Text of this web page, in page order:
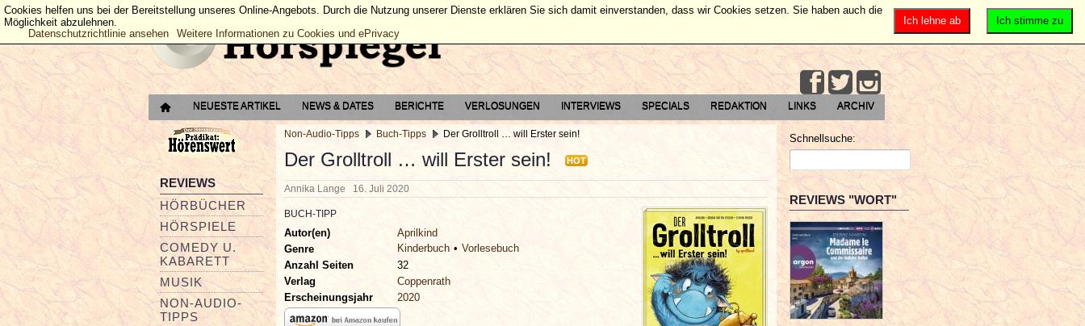
NEUESTE ARTIKEL NEWS & DATES BERICHTE VERLOSUNGEN INTERVIEWS SPECIALS REDAKTION LINKS ARCHIV
REVIEWS
HÖRBÜCHER
HÖRSPIELE
COMEDY U.
KABARETT
MUSIK
NON-AUDIO-
TIPPS
Non-Audio-Tipps Buch-Tipps Der Grolltroll … will Erster sein!
Der Grolltroll … will Erster sein! HOT
Annika Lange 16. Juli 2020
BUCH-TIPP
Autor(en)
Aprilkind
Genre
Kinderbuch
Vorlesebuch
Anzahl Seiten
32
Verlag
Coppenrath
Erscheinungsjahr
2020
Schnellsuche:
REVIEWS "WORT"
Ich stimme zu
Ich lehne ab
Cookies helfen uns bei der Bereitstellung unseres Online-Angebots. Durch die Nutzung unserer Dienste erklären Sie sich damit einverstanden, dass wir Cookies setzen. Sie haben auch die
Möglichkeit abzulehnen.
Datenschutzrichtlinie ansehen
Weitere Informationen zu Cookies und ePrivacy